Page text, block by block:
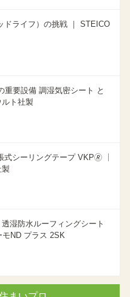
ドライフ）の挑戦 ｜ STEICO
重要設備 調湿気密シート と
ト社製
式シーリングテープ VKP🄬 ｜
製
湿防水ルーフィングシート
ND プラス 2SK